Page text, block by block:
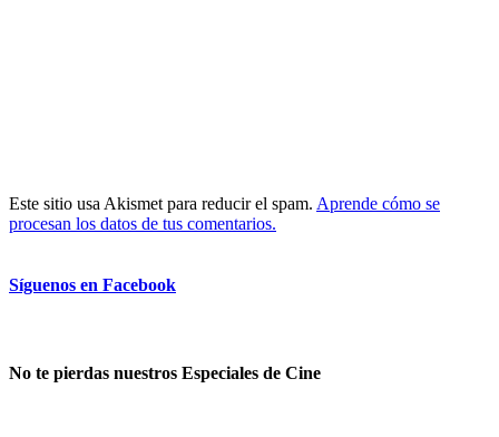
Este sitio usa Akismet para reducir el spam. Aprende cómo se
procesan los datos de tus comentarios.
Síguenos en Facebook
No te pierdas nuestros Especiales de Cine